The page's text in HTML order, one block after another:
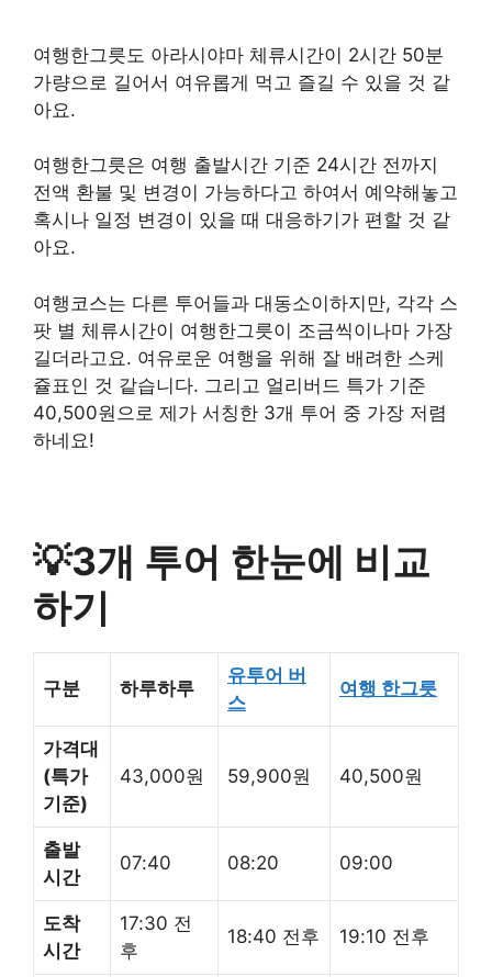
여행한그릇도 아라시야마 체류시간이 2시간 50분
가량으로 길어서 여유롭게 먹고 즐길 수 있을 것 같
아요.
여행한그릇은 여행 출발시간 기준 24시간 전까지
전액 환불 및 변경이 가능하다고 하여서 예약해놓고
혹시나 일정 변경이 있을 때 대응하기가 편할 것 같
아요.
여행코스는 다른 투어들과 대동소이하지만, 각각 스
팟 별 체류시간이 여행한그릇이 조금씩이나마 가장
길더라고요. 여유로운 여행을 위해 잘 배려한 스케
쥴표인 것 같습니다. 그리고 얼리버드 특가 기준
40,500원으로 제가 서칭한 3개 투어 중 가장 저렴
하네요!
💡3개 투어 한눈에 비교
하기
구분 하루하루
유투어 버
스
여행 한그릇
가격대
(특가
기준)
43,000원 59,900원 40,500원
출발
시간
07:40 08:20 09:00
도착
시간
17:30 전
후
18:40 전후 19:10 전후